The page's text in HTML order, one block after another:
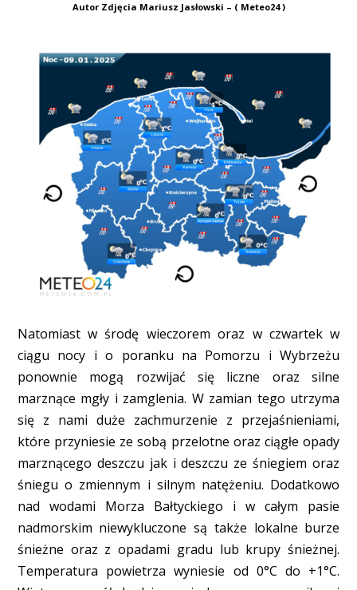
Autor Zdjęcia Mariusz Jasłowski – ( Meteo24 )
Natomiast w środę wieczorem oraz w czwartek w
ciągu nocy i o poranku na Pomorzu i Wybrzeżu
ponownie mogą rozwijać się liczne oraz silne
marznące mgły i zamglenia. W zamian tego utrzyma
się z nami duże zachmurzenie z przejaśnieniami,
które przyniesie ze sobą przelotne oraz ciągłe opady
marznącego deszczu jak i deszczu ze śniegiem oraz
śniegu o zmiennym i silnym natężeniu. Dodatkowo
nad wodami Morza Bałtyckiego i w całym pasie
nadmorskim niewykluczone są także lokalne burze
śnieżne oraz z opadami gradu lub krupy śnieżnej.
Temperatura powietrza wyniesie od 0°C do +1°C.